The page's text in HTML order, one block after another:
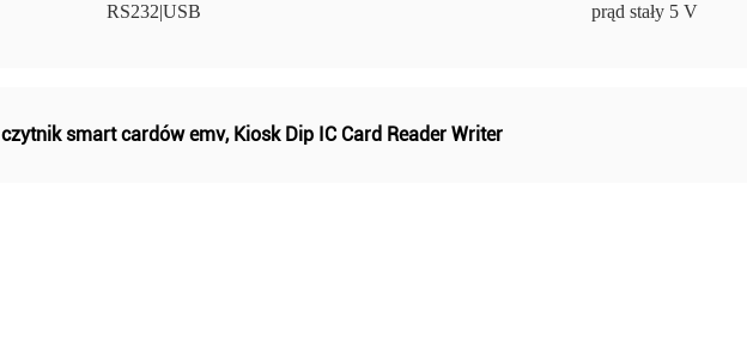
RS232|USB prąd stały 5 V
czytnik smart cardów emv, Kiosk Dip IC Card Reader Writer